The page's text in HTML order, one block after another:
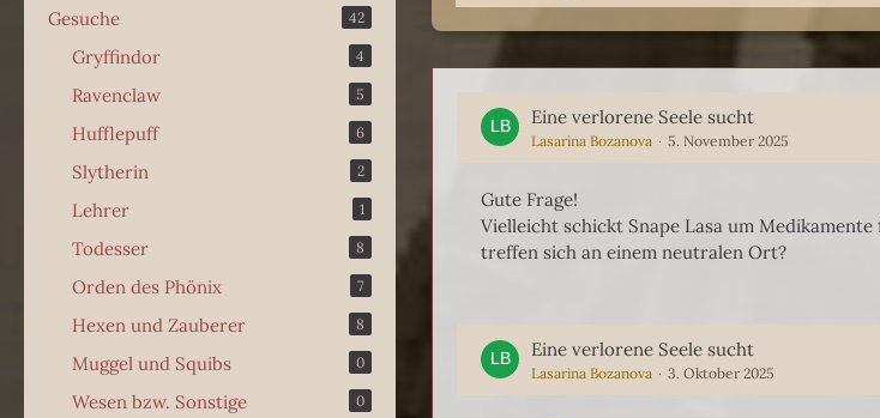
Gesuche 42
Gryffindor 4
Ravenclaw 5
Hufflepuff 6
Slytherin 2
Lehrer 1
Todesser 8
Orden des Phönix 7
Hexen und Zauberer 8
Muggel und Squibs 0
Wesen bzw. Sonstige 0
Eine verlorene Seele sucht
Lasarina Bozanova 5. November 2025
Gute Frage!
Vielleicht schickt Snape Lasa um
treffen sich an einem neutralen Ort?
Eine verlorene Seele sucht
Lasarina Bozanova 3. Oktober 2025